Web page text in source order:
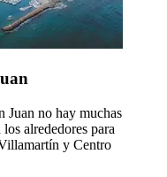
Juan no hay muchas
alrededores para
y Centro